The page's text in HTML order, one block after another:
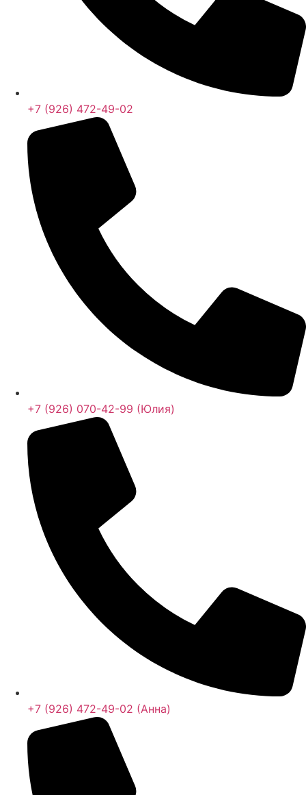
+7 (926) 472-49-02
+7 (926) 070-42-99 (Юлия)
+7 (926) 472-49-02 (Анна)
+7 (926) 070-42-99
+7 (926) 472-49-02